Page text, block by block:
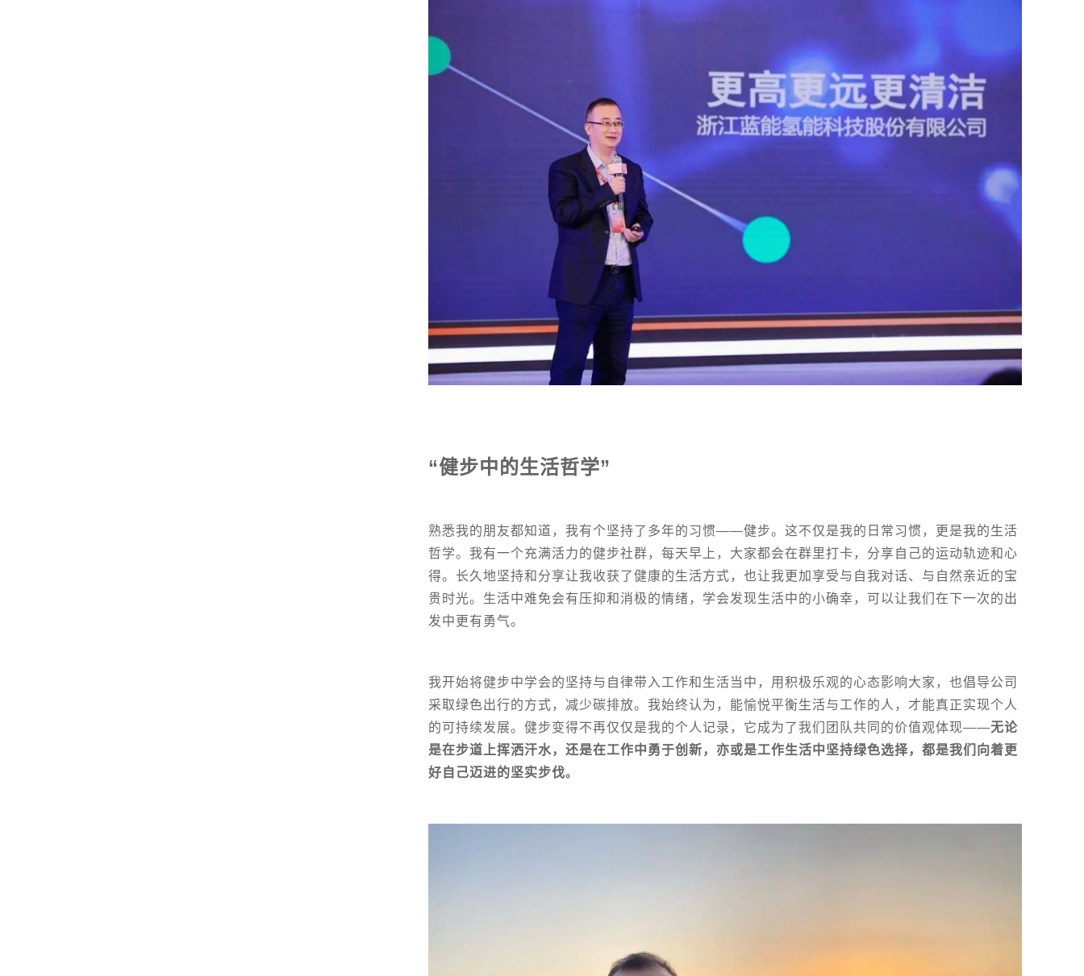
“健步中的生活哲学”
熟悉我的朋友都知道，我有个坚持了多年的习惯——健步。这不仅是我的日常习惯，更是我的生活
哲学。我有一个充满活力的健步社群，每天早上，大家都会在群里打卡，分享自己的运动轨迹和心
得。长久地坚持和分享让我收获了健康的生活方式，也让我更加享受与自我对话、与自然亲近的宝
贵时光。生活中难免会有压抑和消极的情绪，学会发现生活中的小确幸，可以让我们在下一次的出
发中更有勇气。
我开始将健步中学会的坚持与自律带入工作和生活当中，用积极乐观的心态影响大家，也倡导公司
采取绿色出行的方式，减少碳排放。我始终认为，能愉悦平衡生活与工作的人，才能真正实现个人
的可持续发展。健步变得不再仅仅是我的个人记录，它成为了我们团队共同的价值观体现——无论
是在步道上挥洒汗水，还是在工作中勇于创新，亦或是工作生活中坚持绿色选择，都是我们向着更
好自己迈进的坚实步伐。